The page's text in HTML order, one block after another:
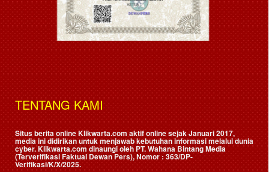
TENTANG KAMI
Situs berita online Klikwarta.com aktif online sejak Januari 2017,
media ini didirikan untuk menjawab kebutuhan informasi melalui dunia
cyber. Klikwarta.com dinaungi oleh PT. Wahana Bintang Media
(Terverifikasi Faktual Dewan Pers), Nomor : 363/DP-
Verifikasi/K/X/2025.